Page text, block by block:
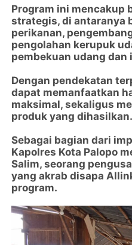
Program ini mencakup
strategis, di antaranya
perikanan,
pengolahan kerupuk
pembekuan udang dan
Dengan pendekatan
dapat memanfaatkan
maksimal, sekaligus
produk yang dihasilkan.
Sebagai bagian dari
Kapolres Kota Palopo
Salim, seorang
yang akrab disapa
program.